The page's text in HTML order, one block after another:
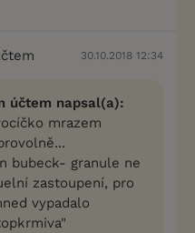
30.10.2018 12:34
účtem napsal(a):
mrazem
bubeck- granule ne
zastoupení, pro
vypadalo